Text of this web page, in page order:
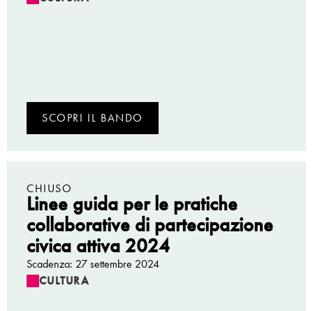
SCOPRI IL BANDO
CHIUSO
Linee guida per le pratiche
collaborative di partecipazione
civica attiva 2024
Scadenza: 27 settembre 2024
CULTURA